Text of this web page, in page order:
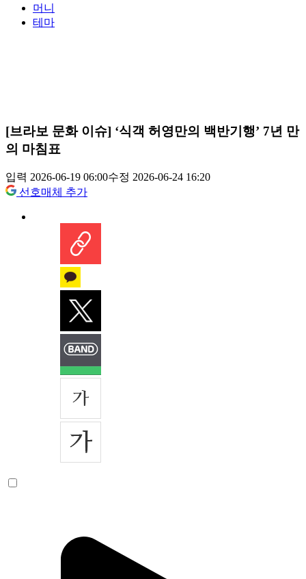
머니
테마
[브라보 문화 이슈] ‘식객 허영만의 백반기행’ 7년 만
의 마침표
입력 2026-06-19 06:00수정 2026-06-24 16:20
선호매체 추가